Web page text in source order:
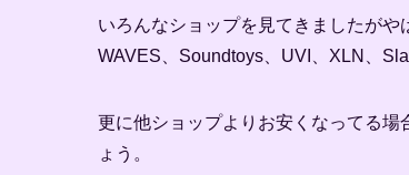
いろんなショップを見てきましたがや
WAVES、Soundtoys、UVI、XLN、
更に他ショップよりお安くなってる
ょう。